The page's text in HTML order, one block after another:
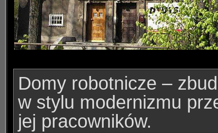
Domy robotnicze – z
w stylu modernizmu
jej pracowników.